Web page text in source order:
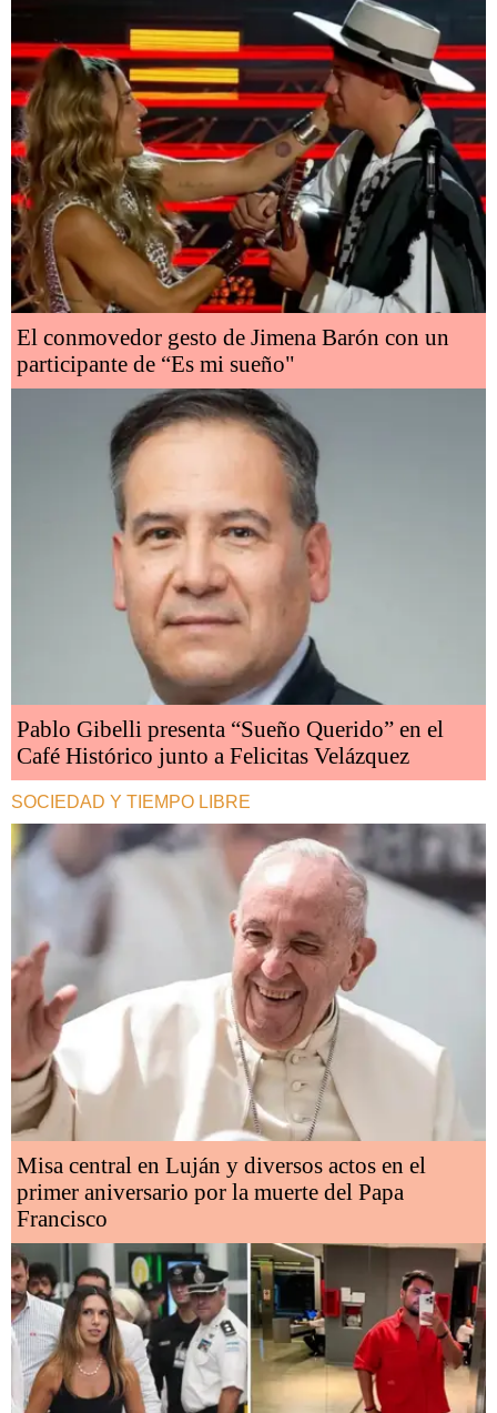
El conmovedor gesto de Jimena Barón con un
participante de “Es mi sueño"
Pablo Gibelli presenta “Sueño Querido” en el
Café Histórico junto a Felicitas Velázquez
SOCIEDAD Y TIEMPO LIBRE
Misa central en Luján y diversos actos en el
primer aniversario por la muerte del Papa
Francisco